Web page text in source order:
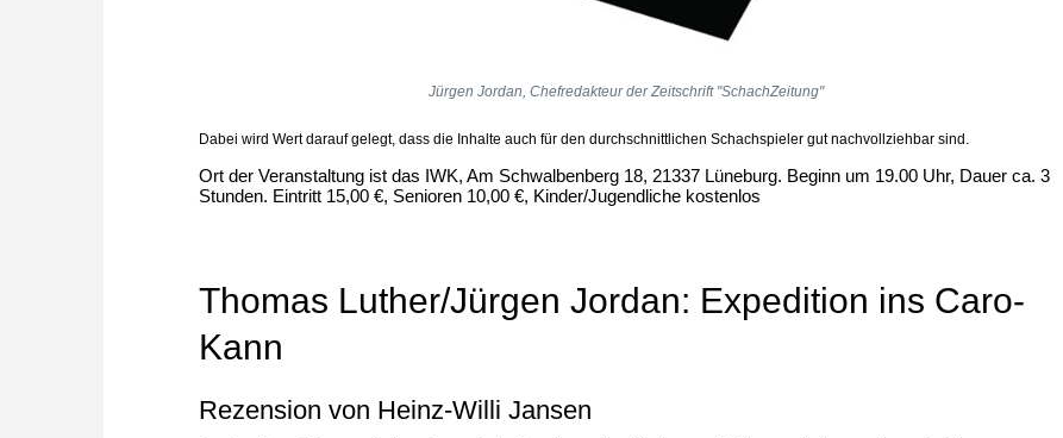
Jürgen Jordan, Chefredakteur der Zeitschrift "SchachZeitung"
Dabei wird Wert darauf gelegt, dass die Inhalte auch für den durchschnittlichen Schachspieler gut nachvollziehbar sind.
Ort der Veranstaltung ist das IWK, Am Schwalbenberg 18, 21337 Lüneburg. Beginn um 19.00 Uhr, Dauer ca. 3
Stunden. Eintritt 15,00 €, Senioren 10,00 €, Kinder/Jugendliche kostenlos
Thomas Luther/Jürgen Jordan: Expedition ins Caro-
Kann
Rezension von Heinz-Willi Jansen